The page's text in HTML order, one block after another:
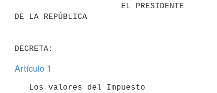
DE LA REPÚBLICA
Artículo 1